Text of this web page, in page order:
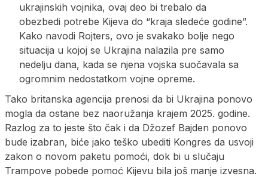
ukrajinskih vojnika, ovaj deo bi trebalo da
obezbedi potrebe Kijeva do “kraja sledeće godine”.
Kako navodi Rojters, ovo je svakako bolje nego
situacija u kojoj se Ukrajina nalazila pre samo
nedelju dana, kada se njena vojska suočavala sa
ogromnim nedostatkom vojne opreme.
Tako britanska agencija prenosi da bi Ukrajina ponovo
mogla da ostane bez naoružanja krajem 2025. godine.
Razlog za to jeste što čak i da Džozef Bajden ponovo
bude izabran, biće jako teško ubediti Kongres da usvoji
zakon o novom paketu pomoći, dok bi u slučaju
Trampove pobede pomoć Kijevu bila još manje izvesna.